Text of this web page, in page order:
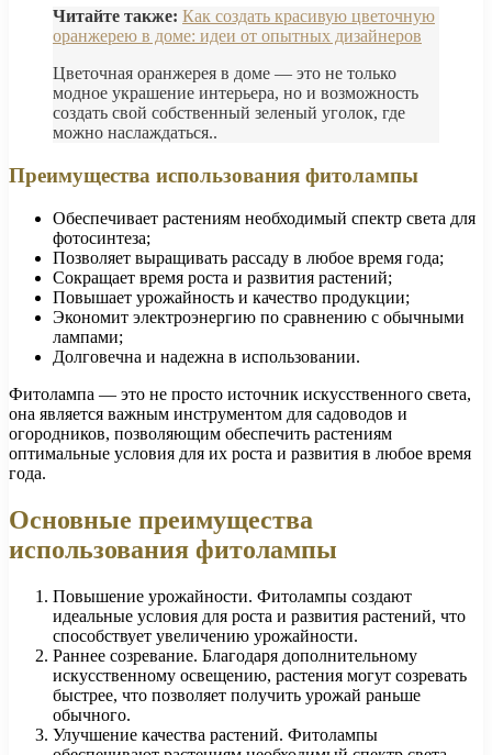
Читайте также: Как создать красивую цветочную
оранжерею в доме: идеи от опытных дизайнеров
Цветочная оранжерея в доме — это не только
модное украшение интерьера, но и возможность
создать свой собственный зеленый уголок, где
можно наслаждаться..
Преимущества использования фитолампы
Обеспечивает растениям необходимый спектр света для
фотосинтеза;
Позволяет выращивать рассаду в любое время года;
Сокращает время роста и развития растений;
Повышает урожайность и качество продукции;
Экономит электроэнергию по сравнению с обычными
лампами;
Долговечна и надежна в использовании.
Фитолампа — это не просто источник искусственного света,
она является важным инструментом для садоводов и
огородников, позволяющим обеспечить растениям
оптимальные условия для их роста и развития в любое время
года.
Основные преимущества
использования фитолампы
Повышение урожайности. Фитолампы создают
идеальные условия для роста и развития растений, что
способствует увеличению урожайности.
Раннее созревание. Благодаря дополнительному
искусственному освещению, растения могут созревать
быстрее, что позволяет получить урожай раньше
обычного.
Улучшение качества растений. Фитолампы